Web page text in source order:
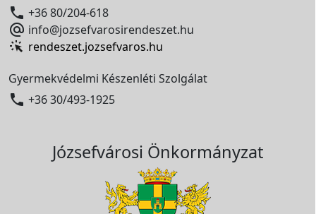
 +36 80/204-618
 info@jozsefvarosirendeszet.hu
rendeszet.jozsefvaros.hu
Gyermekvédelmi Készenléti Szolgálat
 +36 30/493-1925
Józsefvárosi Önkormányzat